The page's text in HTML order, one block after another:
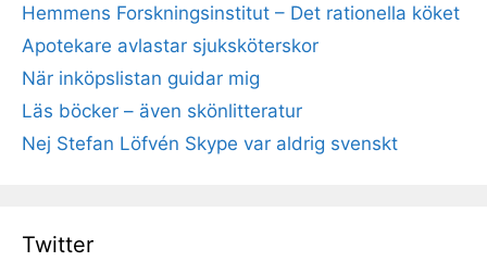
Hemmens Forskningsinstitut – Det rationella köket
Apotekare avlastar sjuksköterskor
När inköpslistan guidar mig
Läs böcker – även skönlitteratur
Nej Stefan Löfvén Skype var aldrig svenskt
Twitter